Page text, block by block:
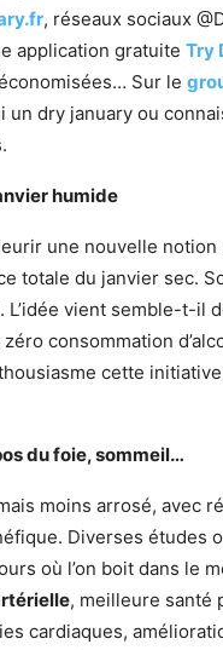
, réseaux sociaux
application gratuite Try
Sur le
un dry january ou
humide
une nouvelle notion
totale du janvier sec.
L’idée vient semble-t-
zéro consommation
cette
du foie, sommeil…
moins arrosé, avec
Diverses études
où l’on boit dans le
, meilleure santé
cardiaques,